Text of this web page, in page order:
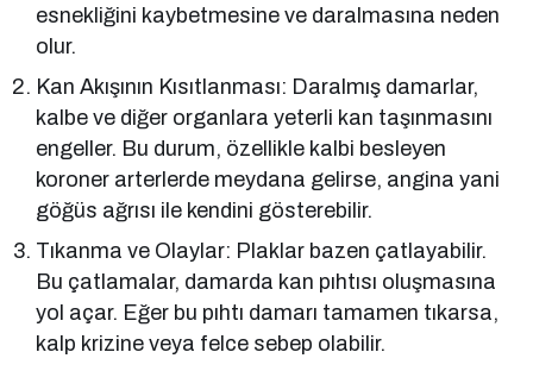
esnekliğini kaybetmesine ve daralmasına neden
olur.
Kan Akışının Kısıtlanması: Daralmış damarlar,
kalbe ve diğer organlara yeterli kan taşınmasını
engeller. Bu durum, özellikle kalbi besleyen
koroner arterlerde meydana gelirse, angina yani
göğüs ağrısı ile kendini gösterebilir.
Tıkanma ve Olaylar: Plaklar bazen çatlayabilir.
Bu çatlamalar, damarda kan pıhtısı oluşmasına
yol açar. Eğer bu pıhtı damarı tamamen tıkarsa,
kalp krizine veya felce sebep olabilir.